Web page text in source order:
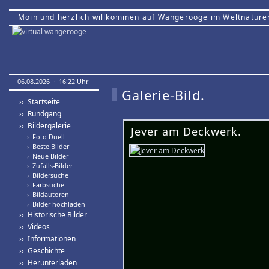
Moin und herzlich willkommen auf Wangerooge im
06.08.2026 · 16:22 Uhr.
›› Startseite
›› Rundgang
›› Bildergalerie
› Foto-Duell
› Beste Bilder
› Neue Bilder
› Zufalls-Bilder
› Bildersuche
› Farbsuche
› Bildautoren
› Bilder hochladen
›› Historische Bilder
›› Videos
›› Informationen
›› Geschichte
›› Herunterladen
Galerie-Bild.
Jever am Deckwerk.